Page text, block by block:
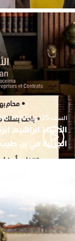
السبت 25 أبريل 2026 - 7:30
الأستاذ ابراهيم
الجزئية في بن طيب